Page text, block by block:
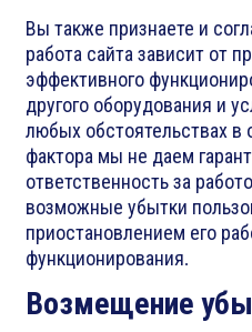
Вы также признаете и
работа сайта зависит от
эффективного
другого оборудования и
любых обстоятельствах в
фактора мы не даем
ответственность за
возможные убытки
приостановлением его
функционирования.
Возмещение